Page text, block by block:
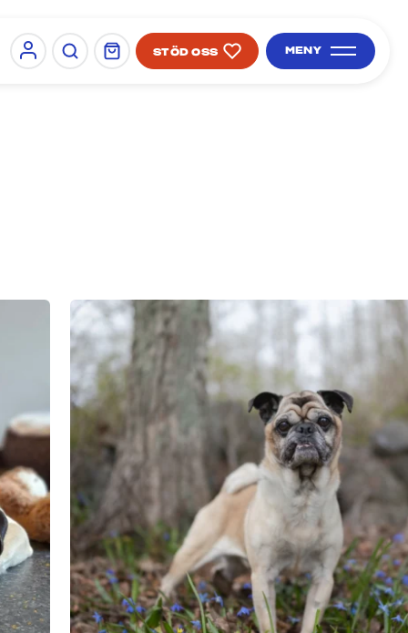
Sign in
SÖK PÅ SIDAN
STÖD OSS MENY